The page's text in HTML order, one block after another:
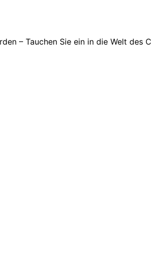
– Tauchen Sie ein in die Welt des